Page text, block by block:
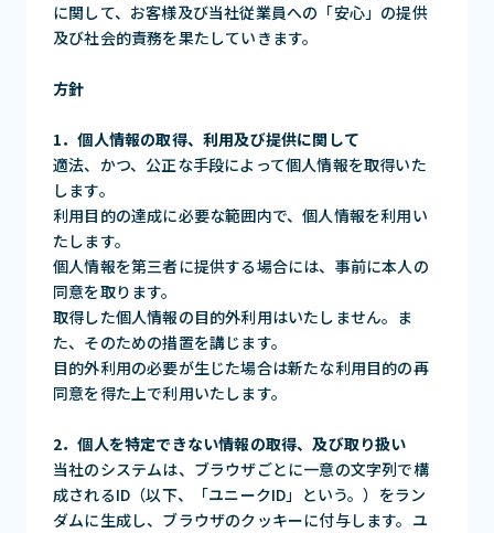
に関して、お客様及び当社従業員への「安心」の提供
及び社会的責務を果たしていきます。
方針
1．個人情報の取得、利用及び提供に関して
適法、かつ、公正な手段によって個人情報を取得いた
します。
利用目的の達成に必要な範囲内で、個人情報を利用い
たします。
個人情報を第三者に提供する場合には、事前に本人の
同意を取ります。
取得した個人情報の目的外利用はいたしません。ま
た、そのための措置を講じます。
目的外利用の必要が生じた場合は新たな利用目的の再
同意を得た上で利用いたします。
2．個人を特定できない情報の取得、及び取り扱い
当社のシステムは、ブラウザごとに一意の文字列で構
成されるID（以下、「ユニークID」という。）をラン
ダムに生成し、ブラウザのクッキーに付与します。ユ